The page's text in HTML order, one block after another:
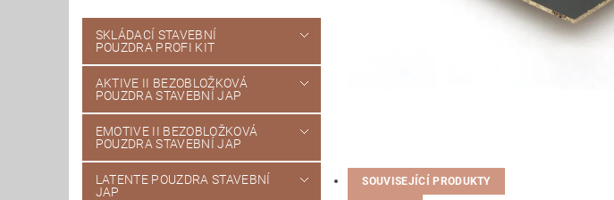
SKLÁDACÍ STAVEBNÍ
POUZDRA PROFI KIT
AKTIVE II BEZOBLOŽKOVÁ
POUZDRA STAVEBNÍ JAP
EMOTIVE II BEZOBLOŽKOVÁ
POUZDRA STAVEBNÍ JAP
LATENTE POUZDRA STAVEBNÍ
JAP
SOUVISEJÍCÍ PRODUKTY